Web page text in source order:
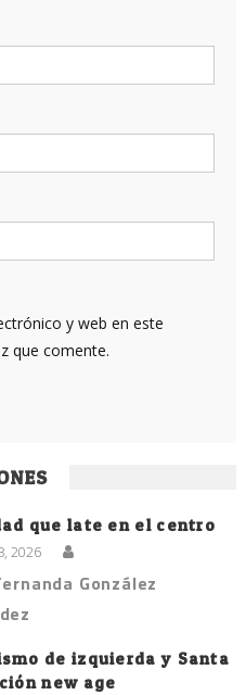
y web en este
que comente.
que late en el centro
2026
González
de izquierda y Santa
new age